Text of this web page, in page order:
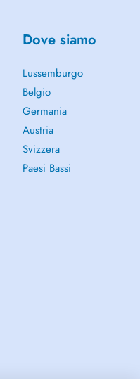
Dove siamo
Lussemburgo
Belgio
Germania
Austria
Svizzera
Paesi Bassi